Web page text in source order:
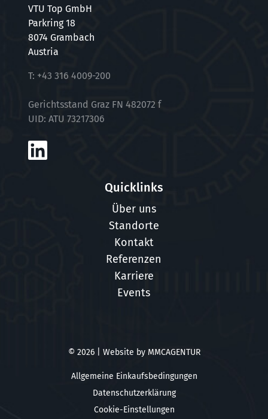
VTU Top GmbH
Parkring 18
8074 Grambach
Austria
T: +43 316 4009-200
Gerichtsstand Graz FN 482072 f
UID: ATU 73217306
Quicklinks
Über uns
Standorte
Kontakt
Referenzen
Karriere
Events
© 2026 | Website by MMCAGENTUR
Allgemeine Einkaufsbedingungen
Datenschutzerklärung
Cookie-Einstellungen